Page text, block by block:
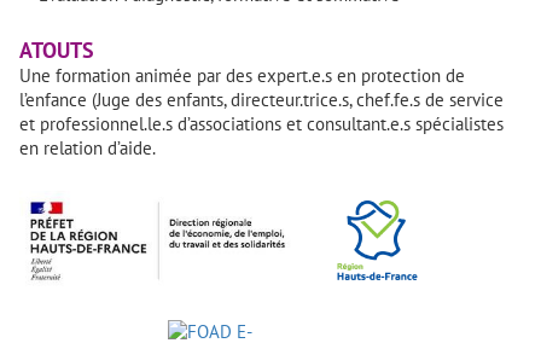
ATOUTS
Une formation animée par des expert.e.s en protection de
l’enfance (Juge des enfants, directeur.trice.s, chef.fe.s de service
et professionnel.le.s d’associations et consultant.e.s spécialistes
en relation d’aide.